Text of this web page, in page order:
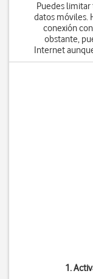
Puedes
datos móviles.
conexión
obstante,
Internet
1.